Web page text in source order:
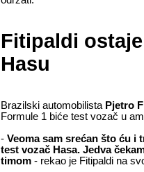
Fitipaldi
Hasu
Brazilski automobilista Pjetro
Formule 1 biće test vozač u
- Veoma sam srećan što ću i
test vozač Hasa. Jedva
timom - rekao je Fitipaldi na